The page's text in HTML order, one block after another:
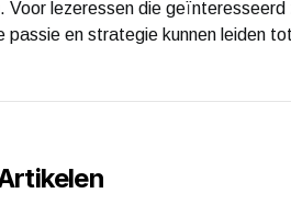
Voor lezeressen die
passie en strategie kunnen leiden